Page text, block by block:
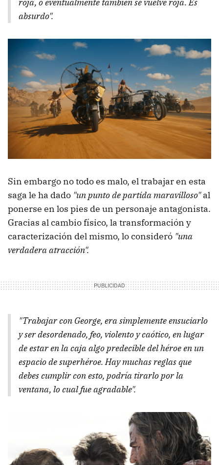
roja, o eventualmente también se vuelve roja. Es
absurdo".
Sin embargo no todo es malo, el trabajar en esta
saga le ha dado "un punto de partida maravilloso"al
ponerse en los pies de un personaje antagonista.
Gracias al cambio físico, la transformación y
caracterización del mismo, lo consideró "una
verdadera atracción".
"Trabajar con George, era simplemente ensuciarlo
y ser desordenado, feo, violento y caótico, en lugar
de estar en la caja algo predecible del héroe en un
espacio de superhéroe. Hay muchas reglas que
debes cumplir con esto, podría tirarlo por la
ventana, lo cual fue agradable".